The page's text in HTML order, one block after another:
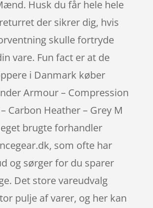
Husk du får hele hele
der sikrer dig, hvis
skulle fortryde
vare. Fun fact er at de
i Danmark køber
Armour – Compression
Carbon Heather – Grey M
brugte forhandler
som ofte har
og sørger for du sparer
Det store vareudvalg
pulje af varer, og her kan